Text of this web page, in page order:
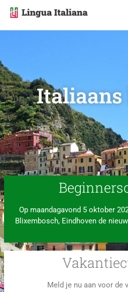
naar
Italiaans
Op maandagavond 5 oktober
Blixembosch, Eindhoven de
Meld je nu aan voor de